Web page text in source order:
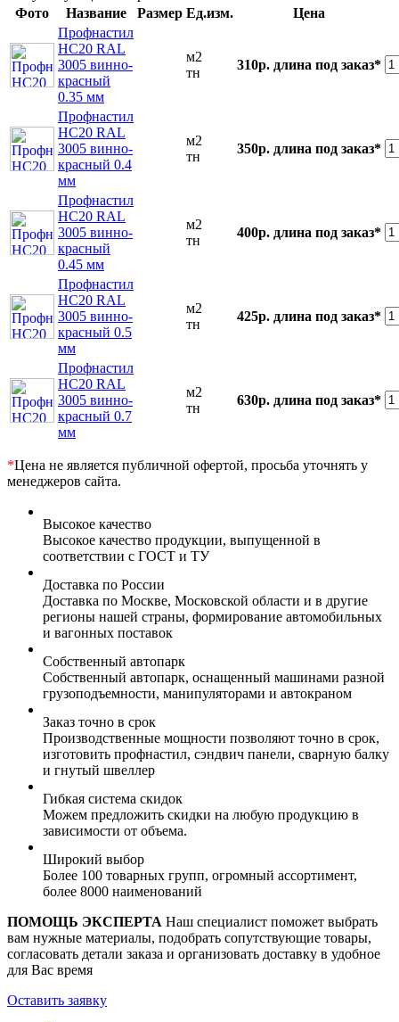
Фото
Название Размер Ед.изм.
Цена
Профнастил
НС20 RAL
3005 винно-
красный
0.35 мм
м2
тн
310р. длина под заказ*
Профнастил
НС20 RAL
3005 винно-
красный 0.4
мм
м2
тн
350р. длина под заказ*
Профнастил
НС20 RAL
3005 винно-
красный
0.45 мм
м2
тн
400р. длина под заказ*
Профнастил
НС20 RAL
3005 винно-
красный 0.5
мм
м2
тн
425р. длина под заказ*
Профнастил
НС20 RAL
3005 винно-
красный 0.7
мм
м2
тн
630р. длина под заказ*
*Цена не является публичной офертой, просьба уточнять у
менеджеров сайта.
Высокое качество
Высокое качество продукции, выпущенной в
соответствии с ГОСТ и ТУ
Доставка по России
Доставка по Москве, Московской области и в другие
регионы нашей страны, формирование автомобильных
и вагонных поставок
Собственный автопарк
Собственный автопарк, оснащенный машинами разной
грузоподъемности, манипуляторами и автокраном
Заказ точно в срок
Производственные мощности позволяют точно в срок,
изготовить профнастил, сэндвич панели, сварную балку
и гнутый швеллер
Гибкая система скидок
Можем предложить скидки на любую продукцию в
зависимости от объема.
Широкий выбор
Более 100 товарных групп, огромный ассортимент,
более 8000 наименований
ПОМОЩЬ ЭКСПЕРТА Наш специалист поможет выбрать
вам нужные материалы, подобрать сопутствующие товары,
согласовать детали заказа и организовать доставку в удобное
для Вас время
Оставить заявку